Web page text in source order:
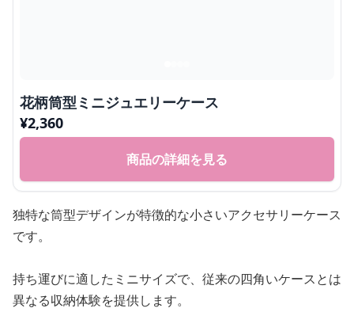
花柄筒型ミニジュエリーケース
¥2,360
商品の詳細を見る
独特な筒型デザインが特徴的な小さいアクセサリーケース
です。
持ち運びに適したミニサイズで、従来の四角いケースとは
異なる収納体験を提供します。